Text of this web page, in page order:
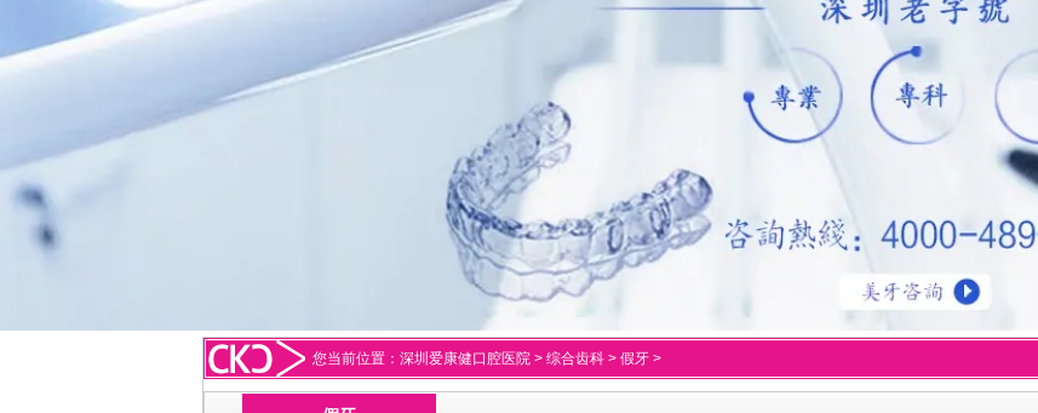
您当前位置： 深圳爱康健口腔医院 > 综合齿科 > 假牙 >